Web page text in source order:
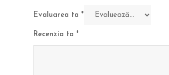
Evaluarea ta *
Recenzia ta *